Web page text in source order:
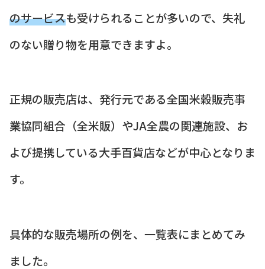
のサービスも受けられることが多いので、失礼
のない贈り物を用意できますよ。
正規の販売店は、発行元である全国米穀販売事
業協同組合（全米販）やJA全農の関連施設、お
よび提携している大手百貨店などが中心となりま
す。
具体的な販売場所の例を、一覧表にまとめてみ
ました。